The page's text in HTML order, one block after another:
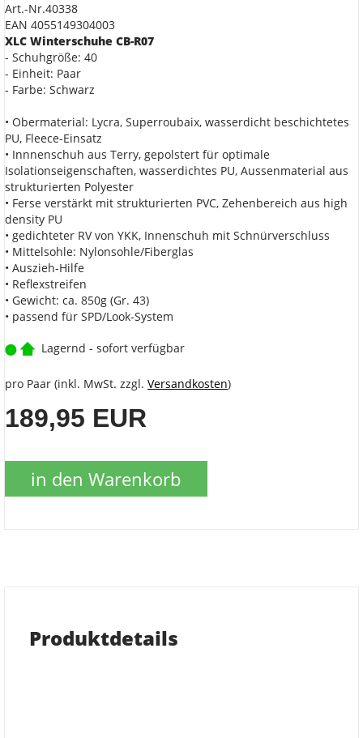
Art.-Nr.40338
EAN 4055149304003
XLC Winterschuhe CB-R07
- Schuhgröße: 40
- Einheit: Paar
- Farbe: Schwarz
• Obermaterial: Lycra, Superroubaix, wasserdicht beschichtetes
PU, Fleece-Einsatz
• Innnenschuh aus Terry, gepolstert für optimale
Isolationseigenschaften, wasserdichtes PU, Aussenmaterial aus
strukturierten Polyester
• Ferse verstärkt mit strukturierten PVC, Zehenbereich aus high
density PU
• gedichteter RV von YKK, Innenschuh mit Schnürverschluss
• Mittelsohle: Nylonsohle/Fiberglas
• Auszieh-Hilfe
• Reflexstreifen
• Gewicht: ca. 850g (Gr. 43)
• passend für SPD/Look-System
Lagernd - sofort verfügbar
pro Paar (inkl. MwSt. zzgl. Versandkosten)
189,95 EUR
in den Warenkorb
Produktdetails